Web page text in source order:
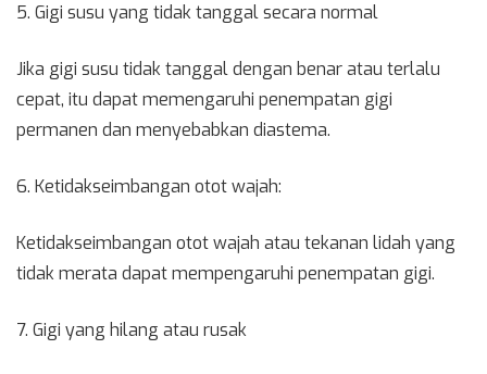
5. Gigi susu yang tidak tanggal secara normal
Jika gigi susu tidak tanggal dengan benar atau terlalu
cepat, itu dapat memengaruhi penempatan gigi
permanen dan menyebabkan diastema.
6. Ketidakseimbangan otot wajah:
Ketidakseimbangan otot wajah atau tekanan lidah yang
tidak merata dapat mempengaruhi penempatan gigi.
7. Gigi yang hilang atau rusak